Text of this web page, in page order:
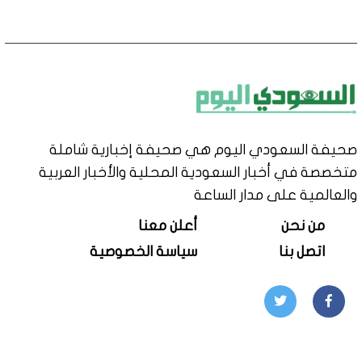
صحيفة السعودي اليوم هي صحيفة إخبارية شاملة
متخصصة في أخبار السعودية المحلية والأخبار العربية
والعالمية على مدار الساعة
من نحن
أعلن معنا
اتصل بنا
سياسة الخصوصية